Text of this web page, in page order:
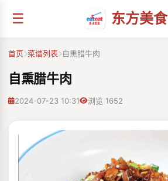
☰ 东方美食
首页 菜谱列表 自熏腊牛肉
自熏腊牛肉
2024-07-23 10:31 浏览 1652